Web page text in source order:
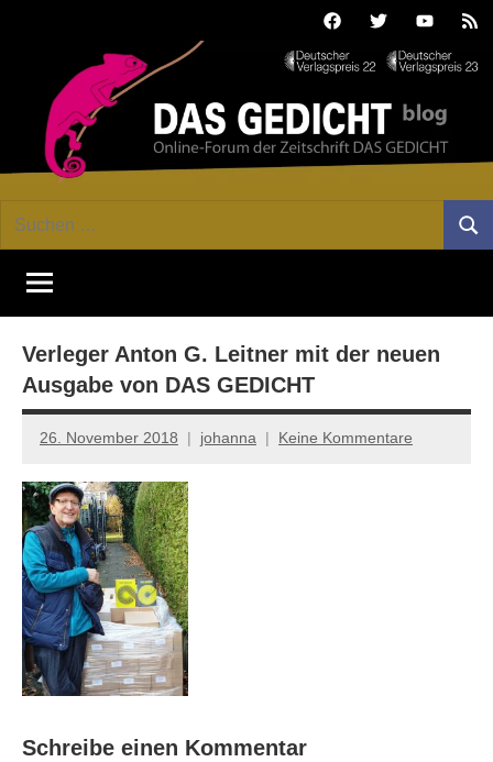
FacebookTwitterYoutube
GEDICHT
blog
Forum
von
DAS
Lyrik,
Essay
Suchen
Verleger Anton G. Leitner mit der neuen
Ausgabe von DAS GEDICHT
26. November 2018 johanna Keine Kommentare
Schreibe einen Kommentar